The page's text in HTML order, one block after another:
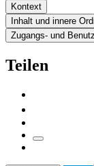
Kontext
Inhalt und innere
Zugangs- und
Teilen